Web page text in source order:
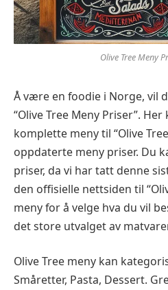
Olive Tree Meny
Å være en foodie i Norge, vil
“Olive Tree Meny Priser”.
komplette meny til “Olive
oppdaterte meny priser. Du
priser, da vi har tatt denne
den offisielle nettsiden til
meny for å velge hva du vil
det store utvalget av
Olive Tree meny kan
Småretter, Pasta, Dessert.